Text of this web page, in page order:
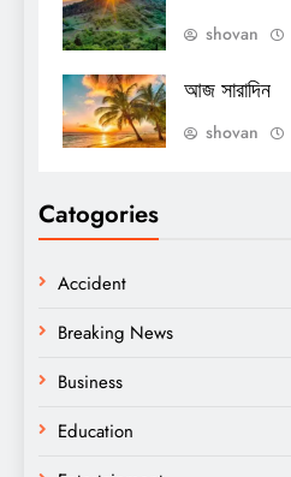
shovan
আজ সারাদিন
shovan
Catogories
Accident
Breaking News
Business
Education